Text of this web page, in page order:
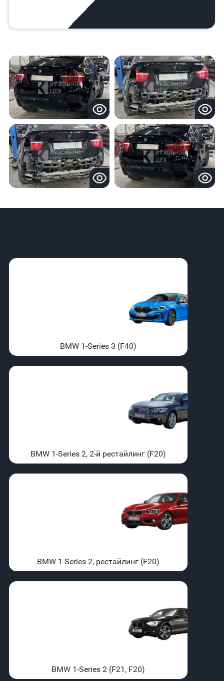
BMW 1-Series 3 (F40)
BMW 1-Series 2, 2-й рестайлинг (F20)
BMW 1-Series 2, рестайлинг (F20)
BMW 1-Series 2 (F21, F20)